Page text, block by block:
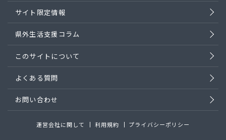
サイト限定情報
県外生活支援コラム
このサイトについて
よくある質問
お問い合わせ
運営会社に関して 利用規約 プライバシーポリシー